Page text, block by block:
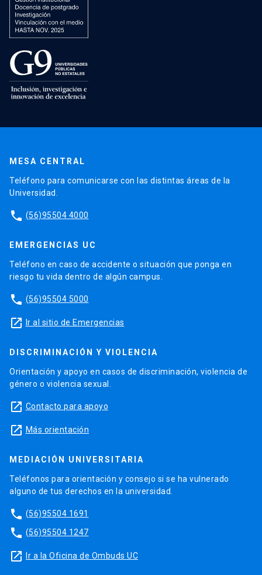
MESA CENTRAL
Teléfono para comunicarse con las distintas áreas de la
Universidad.
phone (56)95504 4000
EMERGENCIAS UC
Teléfono en caso de accidente o situación que ponga en
riesgo tu vida dentro de algún campus.
phone (56)95504 5000
launch Ir al sitio de Emergencias
DISCRIMINACIÓN Y VIOLENCIA
Orientación y apoyo en casos de discriminación, violencia de
género o violencia sexual.
launch Contacto para apoyo
launch Más orientación
MEDIACIÓN UNIVERSITARIA
Teléfonos para orientación y consejo si se ha vulnerado
alguno de tus derechos en la universidad.
phone (56)95504 1691
phone (56)95504 1247
launch Ir a la Oficina de Ombuds UC